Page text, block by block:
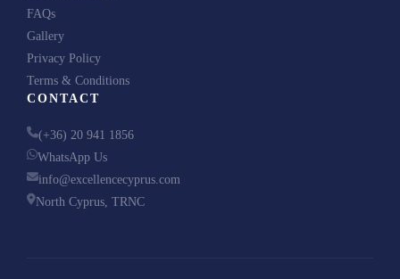
FAQs
Gallery
Privacy Policy
Terms & Conditions
CONTACT
(+36) 20 941 1856
WhatsApp Us
info@excellencecyprus.com
North Cyprus, TRNC